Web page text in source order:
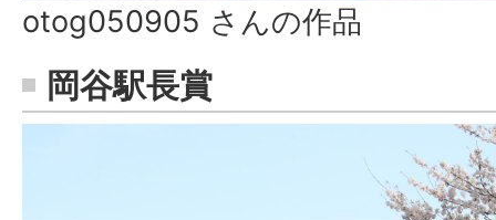
otog050905 さんの作品
岡谷駅長賞